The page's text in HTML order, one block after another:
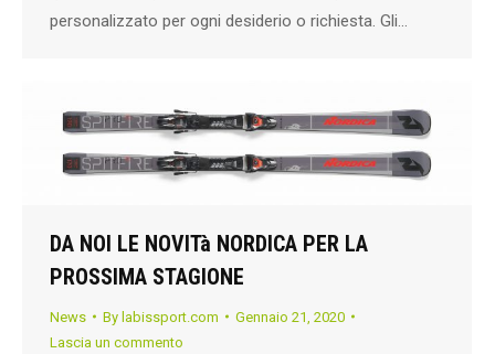
personalizzato per ogni desiderio o richiesta. Gli…
DA NOI LE NOVITà NORDICA PER LA
PROSSIMA STAGIONE
News By labissport.com
Gennaio 21, 2020
Lascia un commento